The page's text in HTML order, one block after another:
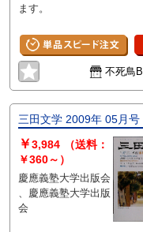
ます。
不死鳥
三田文学 2009年 05月号
￥3,984
（送料：
￥360～）
慶應義塾大学出版会
、慶應義塾大学出版
会